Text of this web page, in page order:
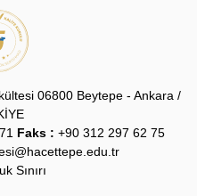
06800 Beytepe - Ankara /
Faks : +90 312 297 62 75
Sınırı